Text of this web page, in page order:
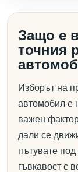
Защо е
точния
Изборът на
автомобил е
важен
дали се
пътувате
гъвкавост с